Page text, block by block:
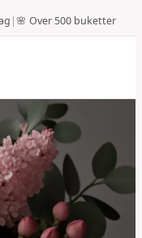
|🌸 Over 500 buketter